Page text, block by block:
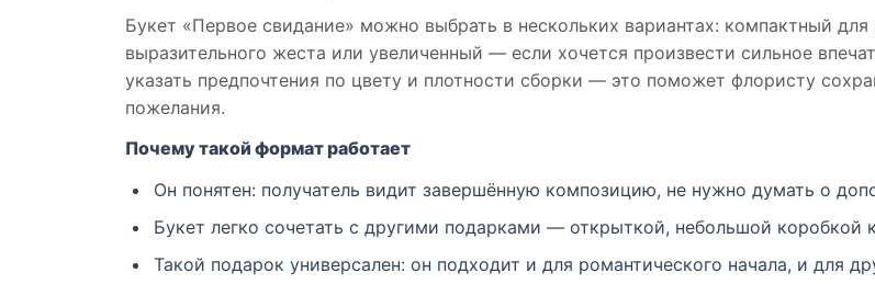
Букет «Первое свидание» можно выбрать в нескольких вариантах: компактный
выразительного жеста или увеличенный — если хочется произвести сильное
указать предпочтения по цвету и плотности сборки — это поможет флористу
пожелания.
Почему такой формат работает
Он понятен: получатель видит завершённую композицию, не нужно думать о
Букет легко сочетать с другими подарками — открыткой, небольшой коробкой
Такой подарок универсален: он подходит и для романтического начала, и для